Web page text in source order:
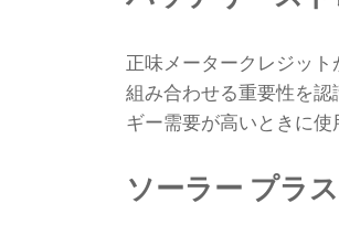
正味メータークレジッ
組み合わせる重要性を
ギー需要が高いときに使
ソーラー プラ